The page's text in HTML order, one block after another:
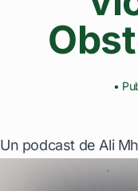
•
Un podcast de Ali